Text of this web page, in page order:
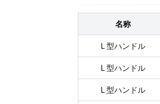
ファスナー・ラッチ錠・キャッチ・
電気錠・インターロック
名称
L 型ハンドル
L 型ハンドル
L 型ハンドル